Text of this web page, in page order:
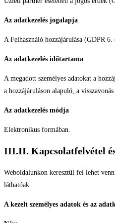
Az adatkezelés jogalapja
A Felhasználó hozzájárulása (GDPR
Az adatkezelés időtartama
A megadott személyes adatokat a
a hozzájáruláson alapuló, a
Az adatkezelés módja
Elektronikus formában.
III.II. Kapcsolatfelvétel
Weboldalunkon keresztül fel lehet
láthatóak.
A kezelt személyes adatok és az